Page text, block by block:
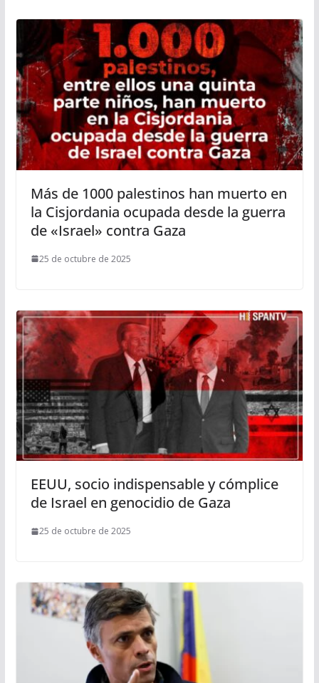
Más de 1000 palestinos han muerto en
la Cisjordania ocupada desde la guerra
de «Israel» contra Gaza
25 de octubre de 2025
EEUU, socio indispensable y cómplice
de Israel en genocidio de Gaza
25 de octubre de 2025